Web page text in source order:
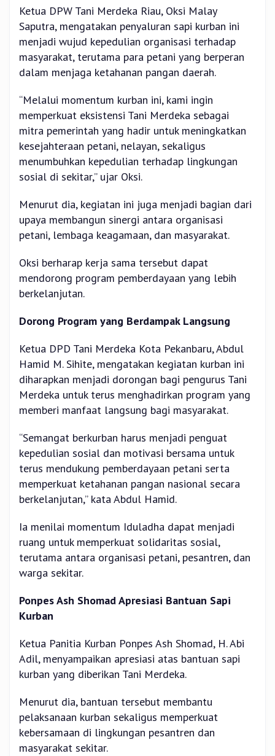
Ketua DPW Tani Merdeka Riau, Oksi Malay
Saputra, mengatakan penyaluran sapi kurban ini
menjadi wujud kepedulian organisasi terhadap
masyarakat, terutama para petani yang berperan
dalam menjaga ketahanan pangan daerah.
“Melalui momentum kurban ini, kami ingin
memperkuat eksistensi Tani Merdeka sebagai
mitra pemerintah yang hadir untuk meningkatkan
kesejahteraan petani, nelayan, sekaligus
menumbuhkan kepedulian terhadap lingkungan
sosial di sekitar,” ujar Oksi.
Menurut dia, kegiatan ini juga menjadi bagian dari
upaya membangun sinergi antara organisasi
petani, lembaga keagamaan, dan masyarakat.
Oksi berharap kerja sama tersebut dapat
mendorong program pemberdayaan yang lebih
berkelanjutan.
Dorong Program yang Berdampak Langsung
Ketua DPD Tani Merdeka Kota Pekanbaru, Abdul
Hamid M. Sihite, mengatakan kegiatan kurban ini
diharapkan menjadi dorongan bagi pengurus Tani
Merdeka untuk terus menghadirkan program yang
memberi manfaat langsung bagi masyarakat.
“Semangat berkurban harus menjadi penguat
kepedulian sosial dan motivasi bersama untuk
terus mendukung pemberdayaan petani serta
memperkuat ketahanan pangan nasional secara
berkelanjutan,” kata Abdul Hamid.
Ia menilai momentum Iduladha dapat menjadi
ruang untuk memperkuat solidaritas sosial,
terutama antara organisasi petani, pesantren, dan
warga sekitar.
Ponpes Ash Shomad Apresiasi Bantuan Sapi
Kurban
Ketua Panitia Kurban Ponpes Ash Shomad, H. Abi
Adil, menyampaikan apresiasi atas bantuan sapi
kurban yang diberikan Tani Merdeka.
Menurut dia, bantuan tersebut membantu
pelaksanaan kurban sekaligus memperkuat
kebersamaan di lingkungan pesantren dan
masyarakat sekitar.